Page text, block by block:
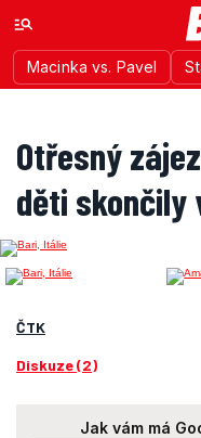
Macinka vs. Pavel
Otřesný
děti skončily
ČTK
Diskuze (2)
Jak vám má